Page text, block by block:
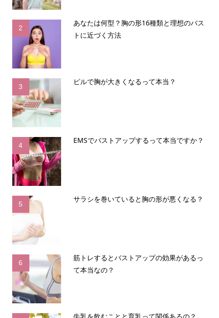
2
あなたは何型？胸の形16種類と理想のバス
トに近づく方法
3
ピルで胸が大きくなるって本当？
4
EMSでバストアップするって本当ですか？
5
サラシを巻いていると胸の形が悪くなる？
6
筋トレするとバストアップの効果があるっ
て本当なの？